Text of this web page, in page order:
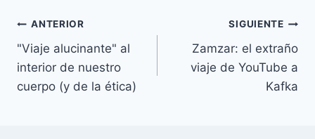
Navegación
de
entradas
ANTERIOR
"Viaje alucinante" al
interior de nuestro
cuerpo (y de la ética)
SIGUIENTE
Zamzar: el extraño
viaje de YouTube a
Kafka